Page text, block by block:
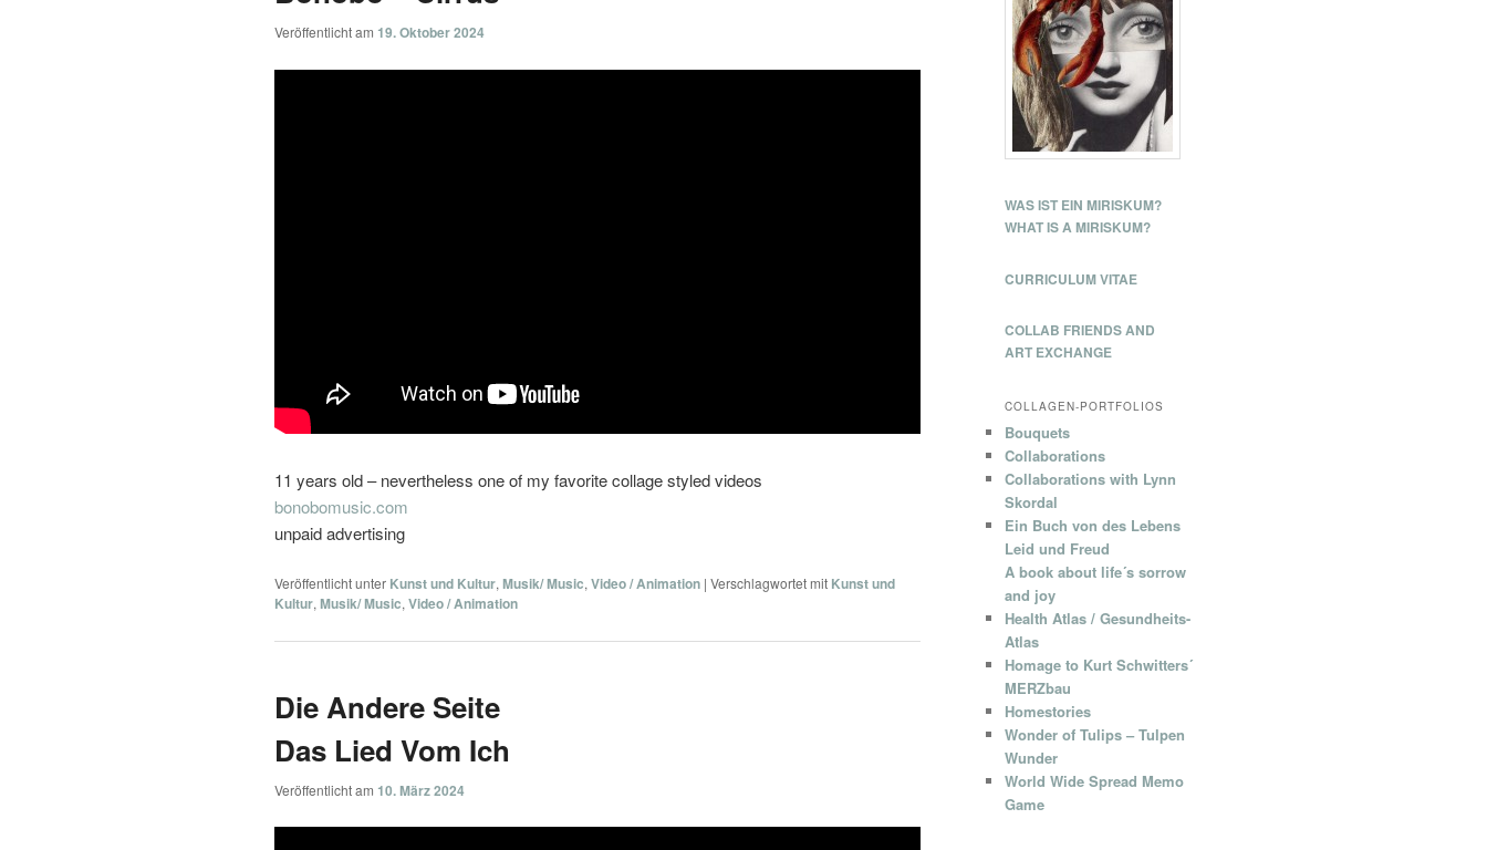
Veröffentlicht am 19. Oktober 2024
11 years old – nevertheless one of my favorite collage styled videos
bonobomusic.com
unpaid advertising
Veröffentlicht unter Kunst und Kultur, Musik/ Music, Video / Animation | Verschlagwortet mit Kunst und
Kultur, Musik/ Music, Video / Animation
Die Andere Seite
Das Lied Vom Ich
Veröffentlicht am 10. März 2024
WAS IST EIN MIRISKUM?
WHAT IS A MIRISKUM?
CURRICULUM VITAE
COLLAB FRIENDS AND
ART EXCHANGE
COLLAGEN-PORTFOLIOS
Bouquets
Collaborations
Collaborations with Lynn
Skordal
Ein Buch von des Lebens
Leid und Freud
A book about life´s sorrow
and joy
Health Atlas / Gesundheits-
Atlas
Homage to Kurt Schwitters´
MERZbau
Homestories
Wonder of Tulips – Tulpen
Wunder
World Wide Spread Memo
Game